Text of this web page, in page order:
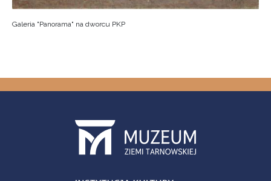
Galeria "Panorama" na dworcu PKP